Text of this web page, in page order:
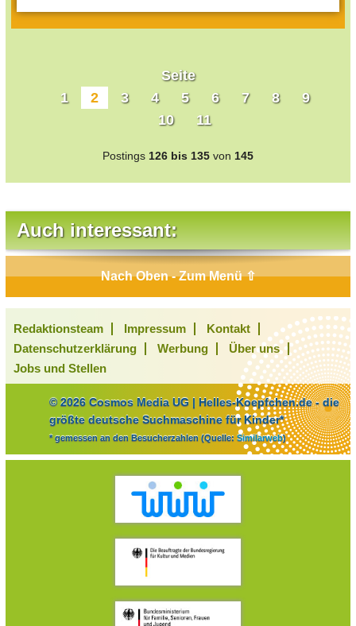
Seite
1
2 3 4 5 6 7 8
9
10
11
Postings 126 bis 135 von 145
Auch interessant:
Nach Oben - Zum Menü ⇧
Redaktionsteam Impressum
Kontakt
Datenschutzerklärung
Werbung
Über uns
Jobs und Stellen
© 2026 Cosmos Media UG | Helles-Koepfchen.de - die
größte deutsche Suchmaschine für Kinder*
* gemessen an den Besucherzahlen (Quelle: Similarweb)